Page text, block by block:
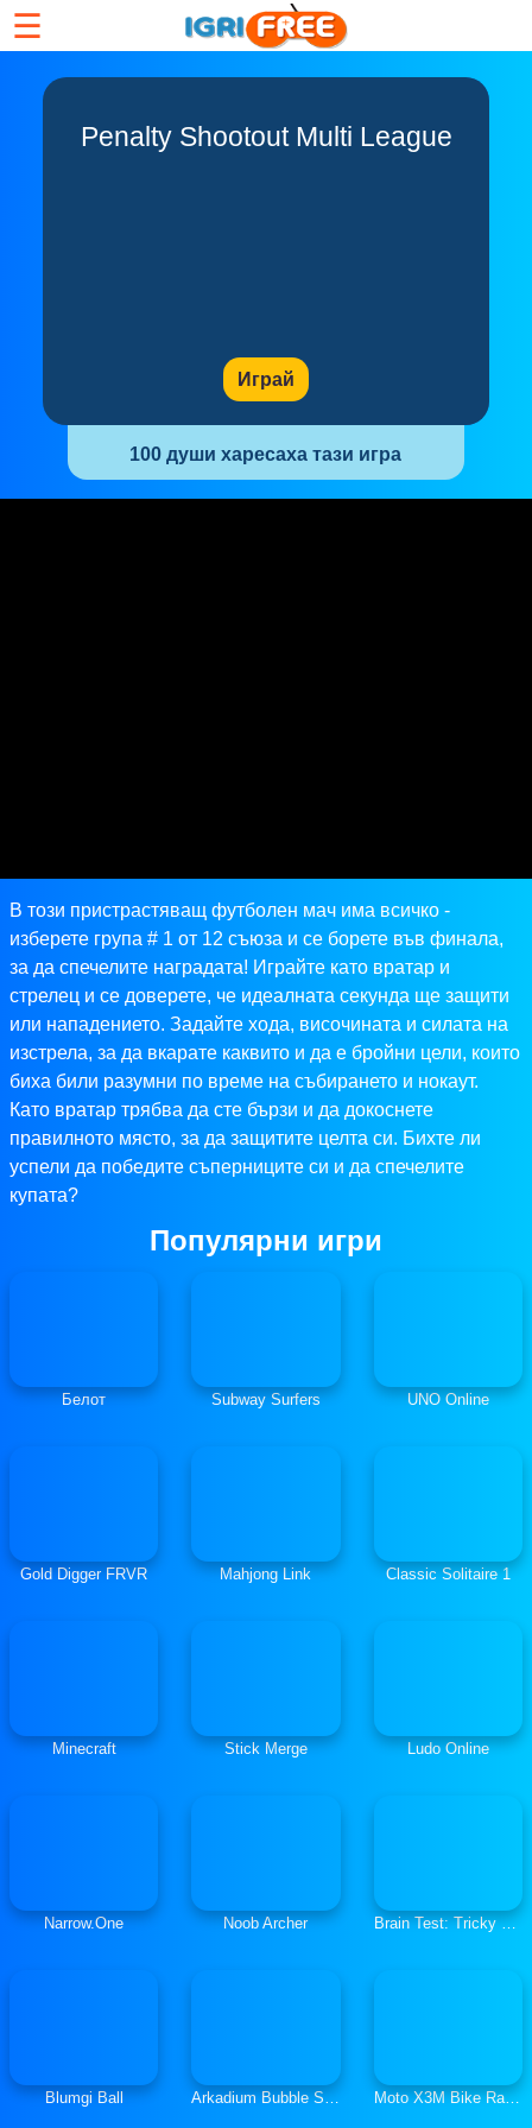
☰
Penalty Shootout Multi League
Играй
100 души харесаха тази игра
В този пристрастяващ футболен мач има всичко -
изберете група # 1 от 12 съюза и се борете във финала,
за да спечелите наградата! Играйте като вратар и
стрелец и се доверете, че идеалната секунда ще защити
или нападението. Задайте хода, височината и силата на
изстрела, за да вкарате каквито и да е бройни цели, които
биха били разумни по време на събирането и нокаут.
Като вратар трябва да сте бързи и да докоснете
правилното място, за да защитите целта си. Бихте ли
успели да победите съперниците си и да спечелите
купата?
Популярни игри
Белот Subway Surfers UNO Online
Gold Digger FRVR Mahjong Link Classic Solitaire 1
Minecraft Stick Merge Ludo Online
Narrow.One Noob Archer Brain Test: Tricky Puzzles
Blumgi Ball Arkadium Bubble Shooter Moto X3M Bike Race Game